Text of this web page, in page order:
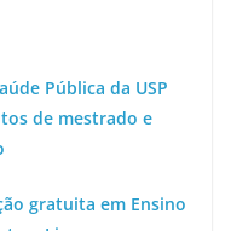
Pública da USP
de mestrado e
gratuita em Ensino